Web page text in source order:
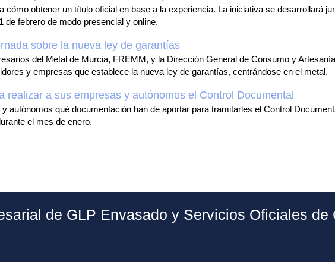
cómo obtener un título oficial en base a la experiencia. La iniciativa se desarrollará
febrero de modo presencial y online.
sobre la nueva ley de garantías
del Metal de Murcia, FREMM, y la Dirección General de Consumo y
y empresas que establece la nueva ley de garantías, centrándose en el metal.
realizar a sus empresas y autónomos el Control Documental
autónomos qué documentación han de aportar para tramitarles el Control
el mes de enero.
de GLP Envasado y Servicios Oficiales de